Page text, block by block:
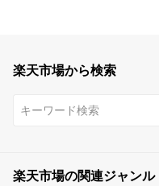
楽天市場から検索
楽天市場の関連ジャンル